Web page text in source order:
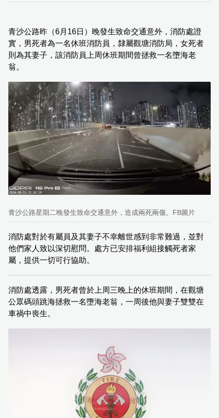
青沙公路昨（6月16日）晚發生致命交通意外，消防處證
實，男死者為一名休班消防員，隸屬觀塘消防局，女死者
則為其妻子，該消防員上周休班期間曾拯救一名墮海老
翁。
青沙公路星期二晚發生致命交通意外，造成兩死兩傷。FB圖片
消防處對於有屬員及其妻子不幸離世感到非常難過，並對
他們家人致以深切慰問。處方已安排福利組接觸死者家
屬，提供一切可行協助。
消防處透露，男死者曾於上周三晚上的休班期間，在觀塘
公眾碼頭跳海拯救一名墮海老翁，一周後他與妻子雙雙在
車禍中喪生。